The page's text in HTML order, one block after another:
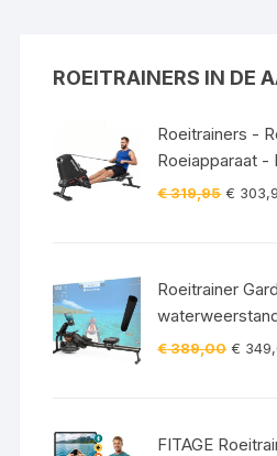
GEMAKKELIJKE
ROEITRAINERS IN DE
Roeitrainers -
Roeiapparaat -
Crosstrainer -
€319,95 €
Roeitrainer
– Bluetooth –
€389,00 €
FITAGE